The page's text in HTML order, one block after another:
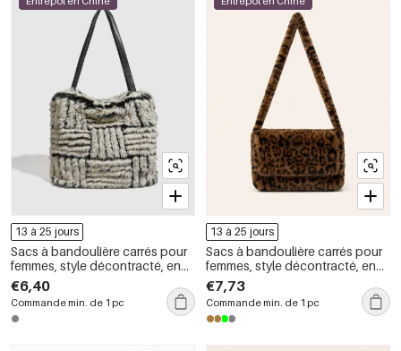
13 à 25 jours
Sacs à bandoulière carrés pour
femmes, style décontracté, en
imitation fourrure à rayures
duveteuses
€6,40
Commande min. de 1 pc
13 à 25 jours
Sacs à bandoulière carrés pour
femmes, style décontracté, en
fausse fourrure imprimée
léopard.
€7,73
Commande min. de 1 pc